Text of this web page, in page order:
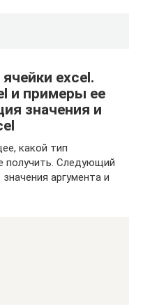
excel.
и примеры ее
значения и
какой тип
получить. Следующий
аргумента и